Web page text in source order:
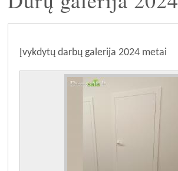
Įvykdytų darbų galerija 2024 metai